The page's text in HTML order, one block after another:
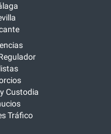
Custodia
Tráfico